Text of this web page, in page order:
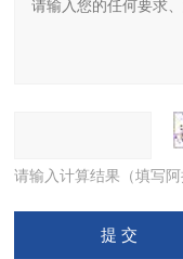
请输入计算结果（填写